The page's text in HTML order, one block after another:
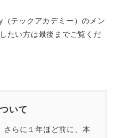
テックアカデミー）のメン
たい方は最後までご覧くだ
いて
さらに１年ほど前に、本